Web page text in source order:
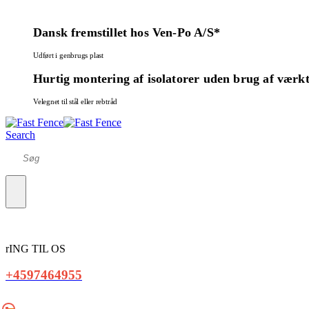
Dansk fremstillet hos Ven-Po A/S*
Udført i genbrugs plast
Hurtig montering af isolatorer uden brug af
Velegnet til stål eller rebtråd
Search
rING TIL OS
+4597464955